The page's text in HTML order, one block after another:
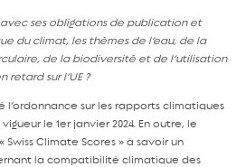
avec ses obligations de publication et
du climat, les thèmes de l’eau, de la
de la biodiversité et de l’utilisation
retard sur l’UE ?
l’ordonnance sur les rapports climatiques
le 1er janvier 2024. En outre, le
Climate Scores » à savoir un
la compatibilité climatique des